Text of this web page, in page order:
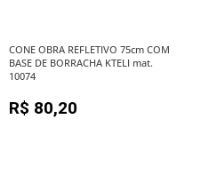
CONE OBRA REFLETIVO 75cm COM
BASE DE BORRACHA KTELI mat.
10074
R$ 80,20